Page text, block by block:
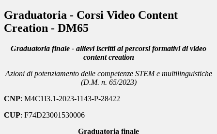
Graduatoria - Corsi Video Content
Creation - DM65
Graduatoria finale - allievi iscritti ai percorsi formativi di video
content creation
Azioni di potenziamento delle competenze STEM e multilinguistiche
(D.M. n. 65/2023)
CNP: M4C1I3.1-2023-1143-P-28422
CUP: F74D23001530006
Graduatoria finale